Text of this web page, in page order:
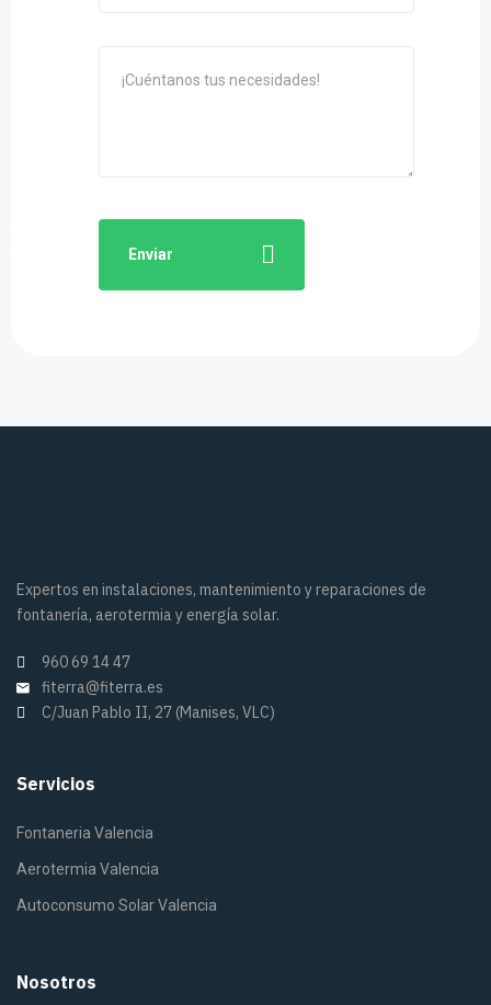
Enviar
Expertos en instalaciones, mantenimiento y reparaciones de
fontanería, aerotermia y energía solar.
960 69 14 47
fiterra@fiterra.es
C/Juan Pablo II, 27 (Manises, VLC)
Servicios
Fontaneria Valencia
Aerotermia Valencia
Autoconsumo Solar Valencia
Nosotros